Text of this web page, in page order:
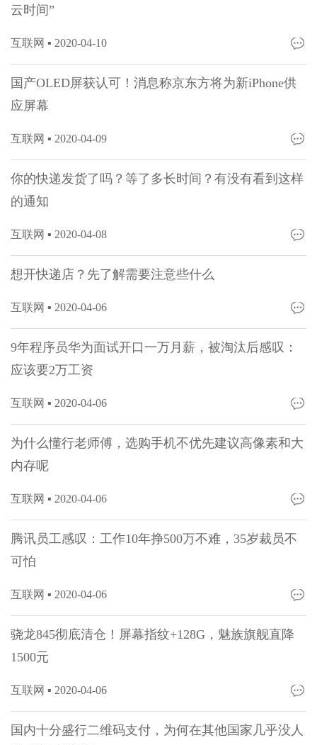
云时间”
互联网 ▪ 2020-04-10
国产OLED屏获认可！消息称京东方将为新iPhone供
应屏幕
互联网 ▪ 2020-04-09
你的快递发货了吗？等了多长时间？有没有看到这样
的通知
互联网 ▪ 2020-04-08
想开快递店？先了解需要注意些什么
互联网 ▪ 2020-04-06
9年程序员华为面试开口一万月薪，被淘汰后感叹：
应该要2万工资
互联网 ▪ 2020-04-06
为什么懂行老师傅，选购手机不优先建议高像素和大
内存呢
互联网 ▪ 2020-04-06
腾讯员工感叹：工作10年挣500万不难，35岁裁员不
可怕
互联网 ▪ 2020-04-06
骁龙845彻底清仓！屏幕指纹+128G，魅族旗舰直降
1500元
互联网 ▪ 2020-04-06
国内十分盛行二维码支付，为何在其他国家几乎没人